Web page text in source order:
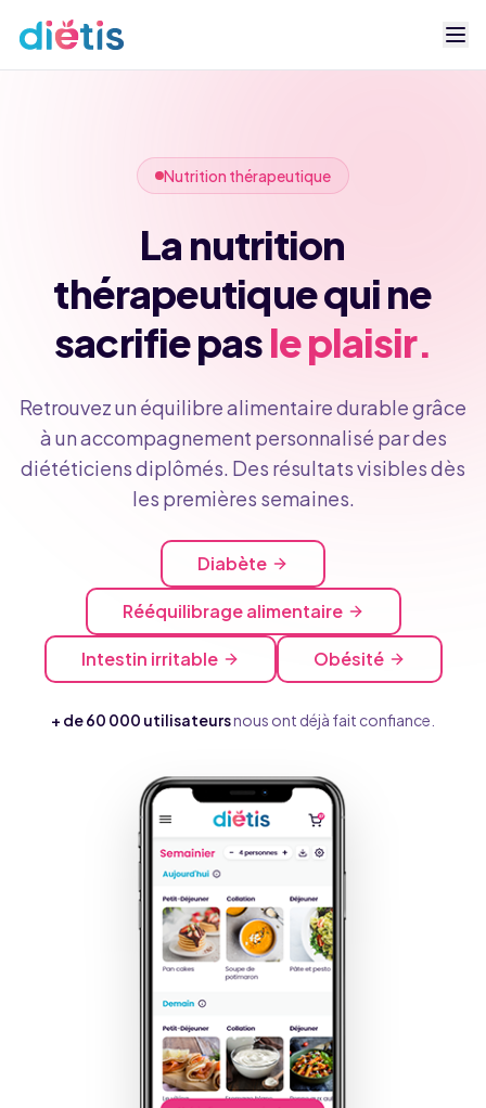
Nutrition thérapeutique
La nutrition
thérapeutique qui ne
sacrifie pasle plaisir.
Retrouvez un équilibre alimentaire durable grâce
à un accompagnement personnalisé par des
diététiciens diplômés. Des résultats visibles dès
les premières semaines.
Diabète
Rééquilibrage alimentaire
Intestin irritable Obésité
+ de 60 000 utilisateursnous ont déjà fait confiance.